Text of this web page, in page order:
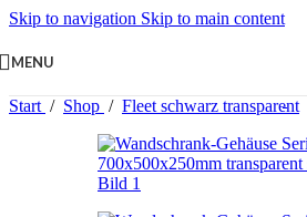
Skip to navigation Skip to main content
MENU
Start / Shop / Fleet schwarz transparent